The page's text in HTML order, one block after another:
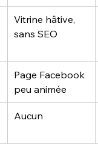
Vitrine hâtive,
sans SEO
Page Facebook
peu animée
Aucun